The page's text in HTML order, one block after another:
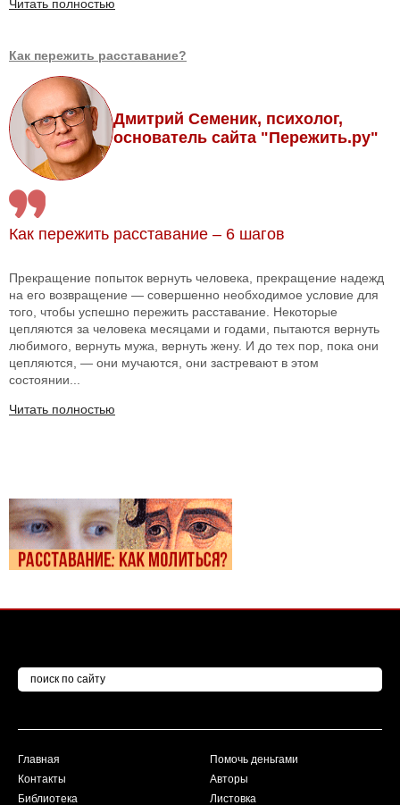
Читать полностью
Как пережить расставание?
Дмитрий Семеник, психолог,
основатель сайта "Пережить.ру"
Как пережить расставание – 6 шагов
Прекращение попыток вернуть человека, прекращение надежд
на его возвращение — совершенно необходимое условие для
того, чтобы успешно пережить расставание. Некоторые
цепляются за человека месяцами и годами, пытаются вернуть
любимого, вернуть мужа, вернуть жену. И до тех пор, пока они
цепляются, — они мучаются, они застревают в этом
состоянии...
Читать полностью
Главная
Контакты
Библиотека
Помочь деньгами
Авторы
Листовка